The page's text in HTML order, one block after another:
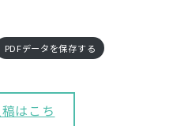
PDFデータを保存する
はこち